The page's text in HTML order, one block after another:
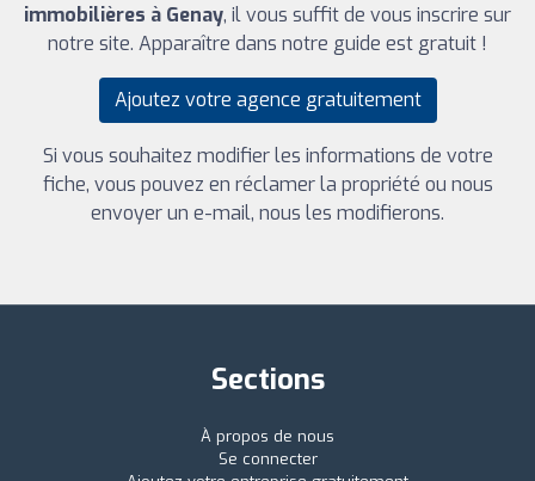
immobilières à Genay, il vous suffit de vous inscrire sur
notre site. Apparaître dans notre guide est gratuit !
Ajoutez votre agence gratuitement
Si vous souhaitez modifier les informations de votre
fiche, vous pouvez en réclamer la propriété ou nous
envoyer un e-mail, nous les modifierons.
Sections
À propos de nous
Se connecter